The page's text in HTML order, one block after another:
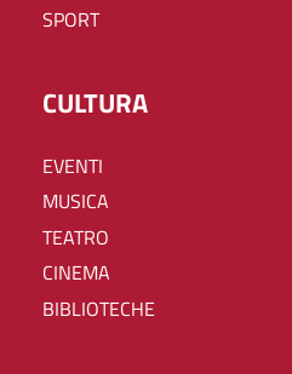
SPORT
CULTURA
EVENTI
MUSICA
TEATRO
CINEMA
BIBLIOTECHE